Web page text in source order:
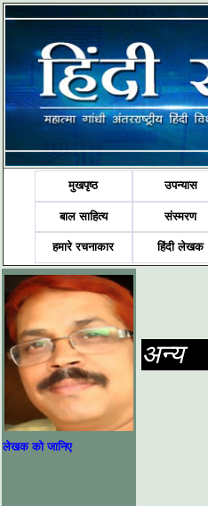
मुखपृष्ठ उपन्यास
बाल साहित्य संस्मरण
हमारे रचनाकार हिंदी लेखक
लेखक को जानिए
अन्य